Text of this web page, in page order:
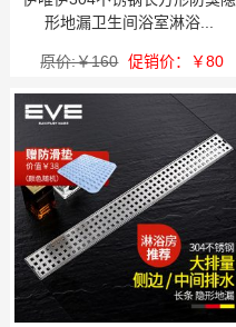
形地漏卫生间浴室淋浴...
原价:￥160 促销价：￥80